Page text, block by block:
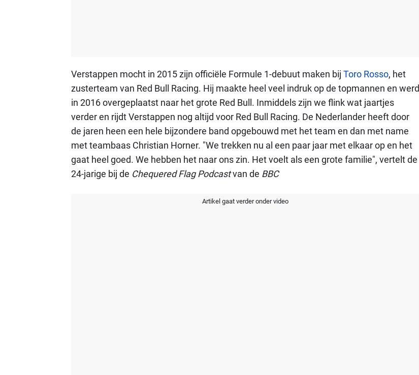
Verstappen mocht in 2015 zijn officiële Formule 1-debuut maken bij Toro Rosso, het
zusterteam van Red Bull Racing. Hij maakte heel veel indruk op de topmannen en werd
in 2016 overgeplaatst naar het grote Red Bull. Inmiddels zijn we flink wat jaartjes
verder en rijdt Verstappen nog altijd voor Red Bull Racing. De Nederlander heeft door
de jaren heen een hele bijzondere band opgebouwd met het team en dan met name
met teambaas Christian Horner. "We trekken nu al een paar jaar met elkaar op en het
gaat heel goed. We hebben het naar ons zin. Het voelt als een grote familie", vertelt de
24-jarige bij de Chequered Flag Podcastvan de BBC
Artikel gaat verder onder video